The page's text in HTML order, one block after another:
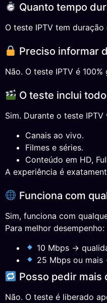
Quanto tempo
O teste IPTV tem
Preciso informar
Não. O teste IPTV é
O teste inclui
Sim. Durante o teste
Canais ao vivo.
Filmes e séries.
Conteúdo em HD,
A experiência é
Funciona com
Sim, funciona com
Para melhor desempenho:
10 Mbps →
25 Mbps ou mais
Posso pedir mais
Não. O teste é liberado